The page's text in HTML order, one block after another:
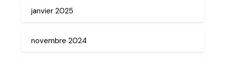
janvier 2025
novembre 2024